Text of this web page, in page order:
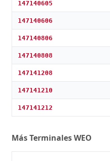
147140605
147140606
147140806
147140808
147141208
147141210
147141212
Más Terminales WEO